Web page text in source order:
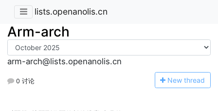
lists.openanolis.cn
Arm-arch
arm-arch@lists.openanolis.cn
0 讨论 New thread